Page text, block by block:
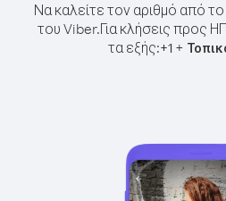
Να καλείτε τον αριθμό από
του Viber.Για κλήσεις προς
τα εξής:+1+